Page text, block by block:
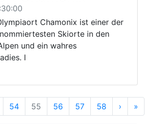
Chamonix ist einer der
Skiorte in den
und ein wahres
I
54 55 56 57 58 › »